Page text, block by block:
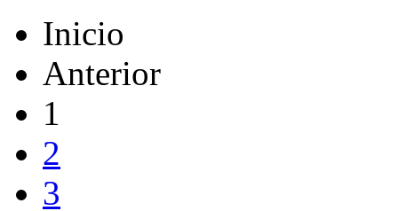
Inicio
Anterior
1
2
3